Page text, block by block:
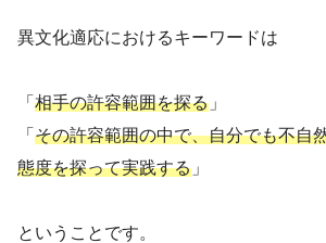
異文化適応におけるキーワードは
「 相手の許容範囲を探る 」
「 その許容範囲の中で、自分でも不自
態度を探って実践する 」
ということです。